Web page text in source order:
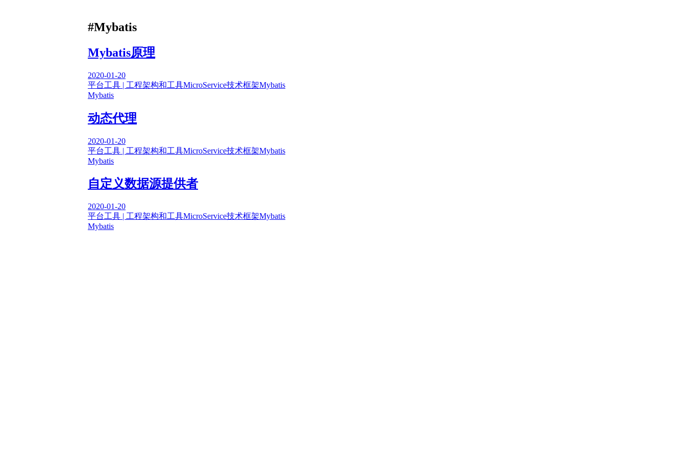
#Mybatis
Mybatis原理
2020-01-20
平台工具 | 工程架构和工具MicroService技术框架Mybatis
Mybatis
动态代理
2020-01-20
平台工具 | 工程架构和工具MicroService技术框架Mybatis
Mybatis
自定义数据源提供者
2020-01-20
平台工具 | 工程架构和工具MicroService技术框架Mybatis
Mybatis